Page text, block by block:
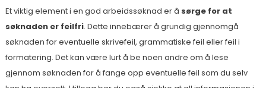
Et viktig element i en god arbeidssøknad er å sørge for at
søknaden er feilfri. Dette innebærer å grundig gjennomgå
søknaden for eventuelle skrivefeil, grammatiske feil eller feil i
formatering. Det kan være lurt å be noen andre om å lese
gjennom søknaden for å fange opp eventuelle feil som du selv